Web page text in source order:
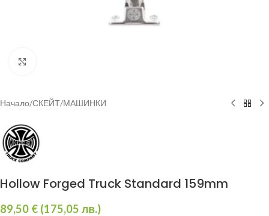
Начало/СКЕЙТ/МАШИНКИ
Hollow Forged Truck Standard 159mm
89,50 € (175,05 лв.)